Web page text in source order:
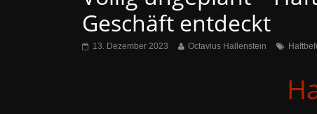
Geschäft entdeckt
13. Dezember 2023 Octavius Hallenstein